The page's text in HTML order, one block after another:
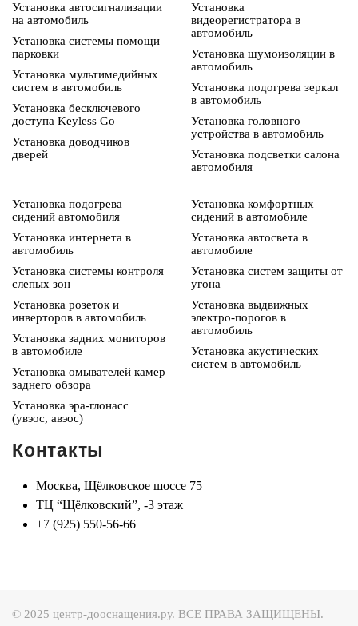
Установка автосигнализации
на автомобиль
Установка системы помощи
парковки
Установка мультимедийных
систем в автомобиль
Установка бесключевого
доступа Keyless Go
Установка доводчиков
дверей
Установка
видеорегистратора в
автомобиль
Установка шумоизоляции в
автомобиль
Установка подогрева зеркал
в автомобиль
Установка головного
устройства в автомобиль
Установка подсветки салона
автомобиля
Установка подогрева
сидений автомобиля
Установка интернета в
автомобиль
Установка системы контроля
слепых зон
Установка розеток и
инверторов в автомобиль
Установка задних мониторов
в автомобиле
Установка омывателей камер
заднего обзора
Установка эра-глонасс
(увэос, авэос)
Установка комфортных
сидений в автомобиле
Установка автосвета в
автомобиле
Установка систем защиты от
угона
Установка выдвижных
электро-порогов в
автомобиль
Установка акустических
систем в автомобиль
Контакты
Москва, Щёлковское шоссе 75
ТЦ “Щёлковский”, -3 этаж
+7 (925) 550-56-66
© 2025 центр-дооснащения.ру. ВСЕ ПРАВА ЗАЩИЩЕНЫ.